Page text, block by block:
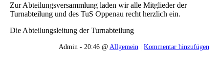
Zur Abteilungsversammlung laden wir alle Mitglieder der
Turnabteilung und des TuS Oppenau recht herzlich ein.
Die Abteilungsleitung der Turnabteilung
Admin - 20:46 @ Allgemein | Kommentar hinzufügen